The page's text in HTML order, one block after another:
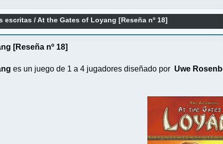
escritas /At the Gates of Loyang [Reseña nº 18]
[Reseña nº 18]
es un juego de 1 a 4 jugadores diseñado por Uwe